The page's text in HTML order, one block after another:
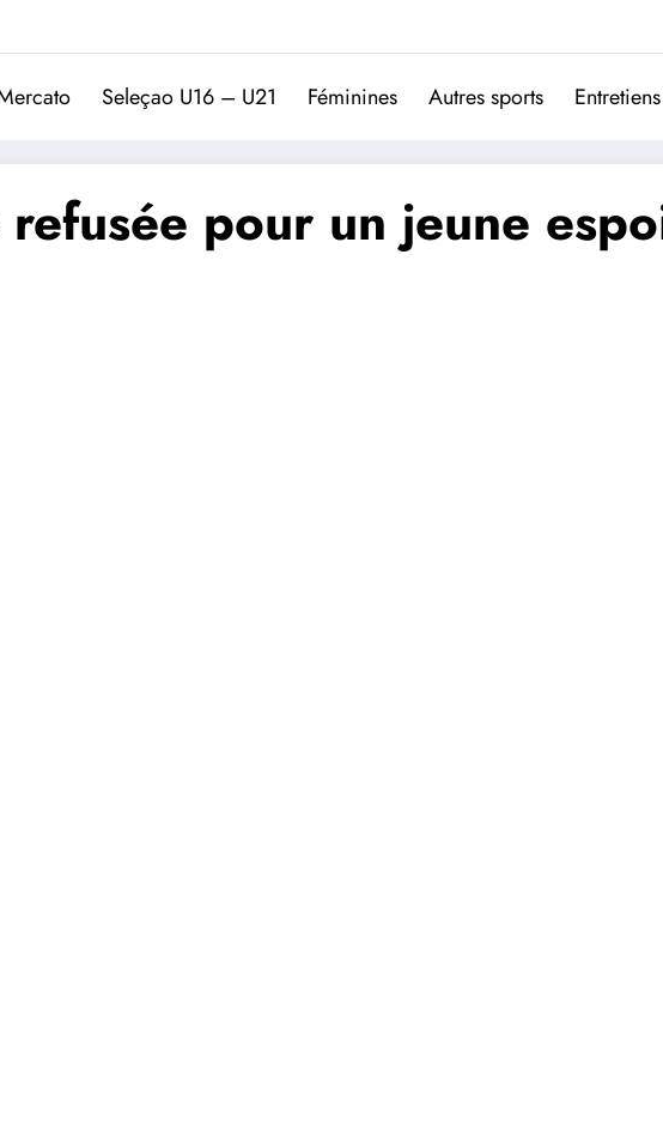
Trivela
L'actualité du football portugais
Seleçao U16 – U21 Féminines Autres sports Entretiens
pour un jeune